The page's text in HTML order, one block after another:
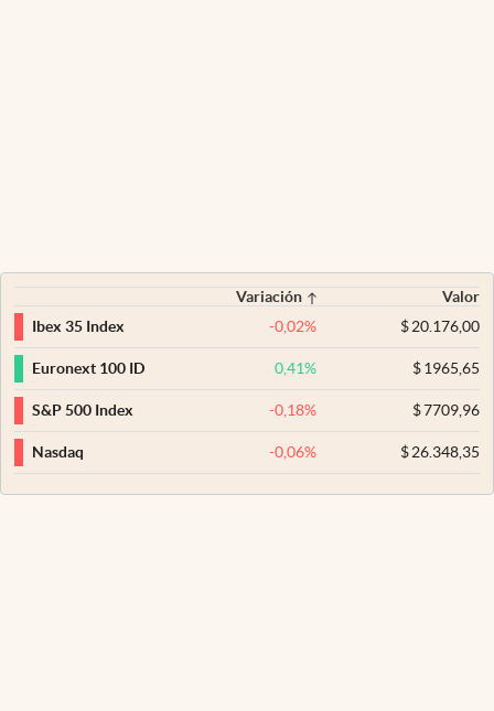
Variación
Valor
Ibex 35 Index
-0,02% $20.176,00
Euronext 100 ID 0,41% $1965,65
S&P 500 Index -0,18% $7709,96
Nasdaq -0,06% $26.348,35